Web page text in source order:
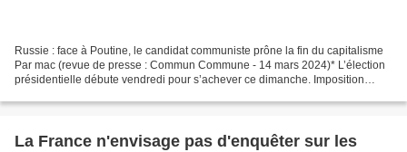
Russie : face à Poutine, le candidat communiste prône la fin du capitalisme
Par mac (revue de presse : Commun Commune - 14 mars 2024)* L’élection
présidentielle débute vendredi pour s’achever ce dimanche. Imposition
La France n'envisage pas d'enquêter sur les